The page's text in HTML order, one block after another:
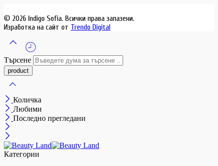
© 2026 Indigo Sofia. Всички права запазени.
Изработка на сайт от Trendo Digital
Търсене
Количка
Любими
Последно прегледани
Категории